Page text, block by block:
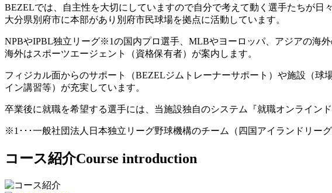
BEZELでは、自主性を大切にしていますので自分で考えて動く選手たちが日
大分県別府市に本部があり別府市民球場を拠点に活動しています。
NPBやIPBL独立リーグ※1の国内プロ選手、MLBやヨーロッパ、アジアの海
海外はスポーツエージェント（資格保有者）が案内します。
フィジカル面からのサポート（BEZELジムトレーナーサポート）や施設（
イン講習等）が充実しています。
卒業後に就職を希望する選手には、当施設独自のシステム『就職オンライン
※1･･･一般社団法人日本独立リーグ野球機構のチーム（四国アイランドリー
コース紹介Course introduction